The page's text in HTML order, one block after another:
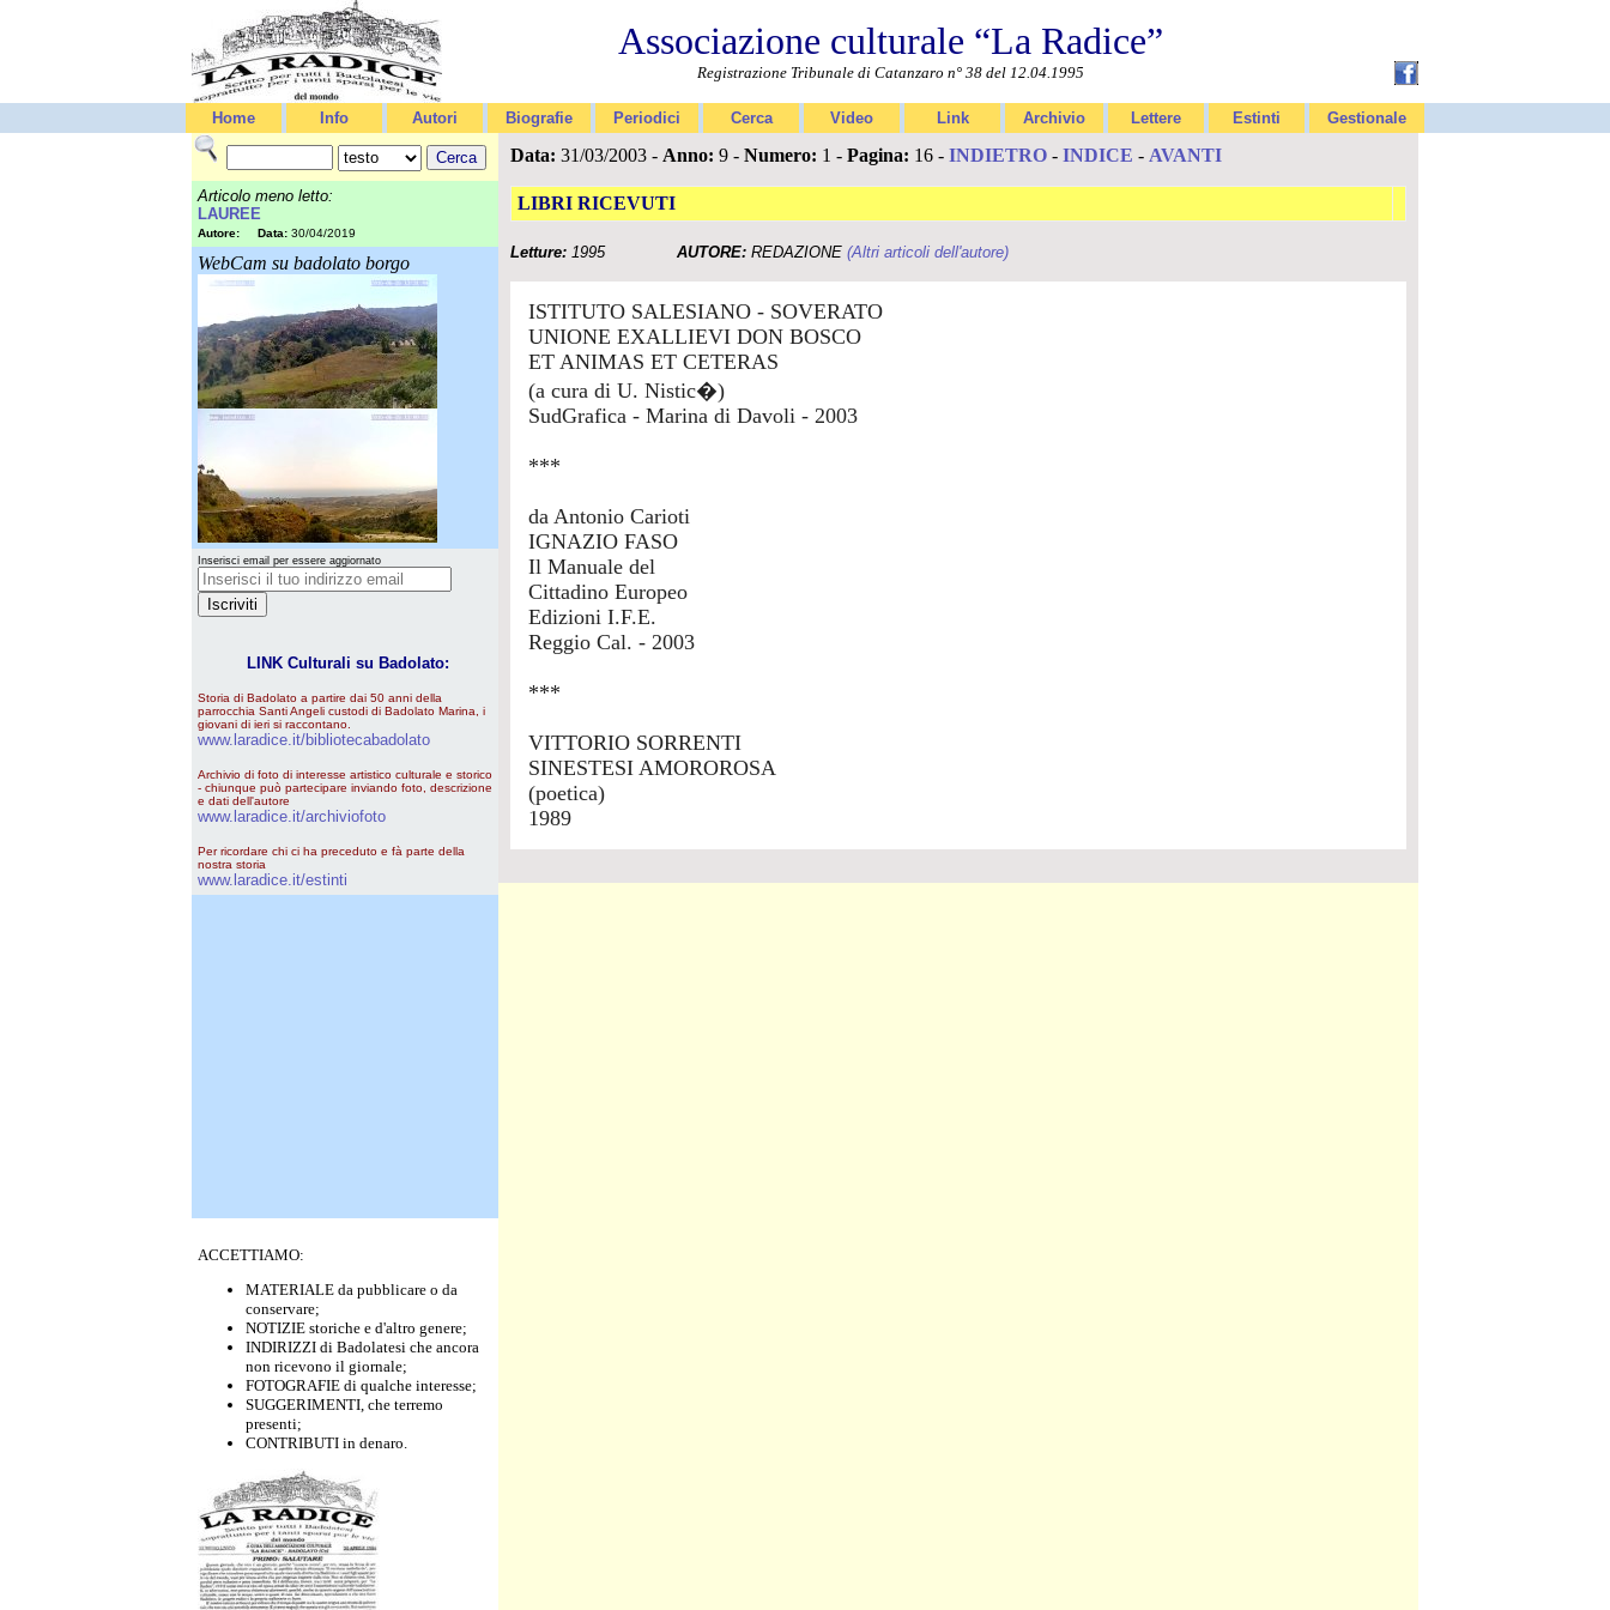
Associazione culturale “La Radice”
Registrazione Tribunale di Catanzaro n° 38 del 12.04.1995
Home Info Autori Biografie Periodici Cerca Video Link Archivio Lettere Estinti Gestionale
Articolo meno letto:
LAUREE
Autore: Data: 30/04/2019
WebCam su badolato borgo
Inserisci email per essere aggiornato
LINK Culturali su Badolato:
Storia di Badolato a partire dai 50 anni della
parrocchia Santi Angeli custodi di Badolato Marina, i
giovani di ieri si raccontano.
www.laradice.it/bibliotecabadolato
Archivio di foto di interesse artistico culturale e storico
- chiunque può partecipare inviando foto, descrizione
e dati dell'autore
www.laradice.it/archiviofoto
Per ricordare chi ci ha preceduto e fà parte della
nostra storia
www.laradice.it/estinti
ACCETTIAMO:
MATERIALE da pubblicare o da
conservare;
NOTIZIE storiche e d'altro genere;
INDIRIZZI di Badolatesi che ancora
non ricevono il giornale;
FOTOGRAFIE di qualche interesse;
SUGGERIMENTI, che terremo
presenti;
CONTRIBUTI in denaro.
Data: 31/03/2003 - Anno: 9 - Numero: 1 - Pagina: 16 - INDIETRO - INDICE - AVANTI
LIBRI RICEVUTI
Letture: 1995 AUTORE: REDAZIONE (Altri articoli dell'autore)
ISTITUTO SALESIANO - SOVERATO
UNIONE EXALLIEVI DON BOSCO
ET ANIMAS ET CETERAS
(a cura di U. Nistic�)
SudGrafica - Marina di Davoli - 2003
***
da Antonio Carioti
IGNAZIO FASO
Il Manuale del
Cittadino Europeo
Edizioni I.F.E.
Reggio Cal. - 2003
***
VITTORIO SORRENTI
SINESTESI AMOROROSA
(poetica)
1989